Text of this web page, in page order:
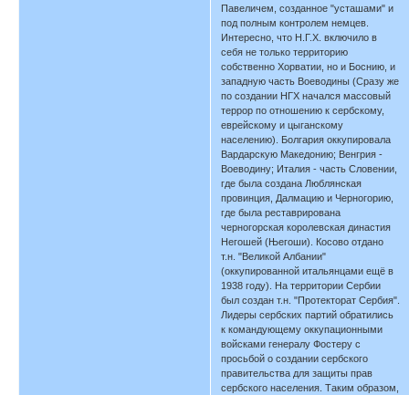
Павеличем, созданное "усташами" и
под полным контролем немцев.
Интересно, что Н.Г.Х. включило в
себя не только территорию
собственно Хорватии, но и Боснию, и
западную часть Воеводины (Сразу же
по создании НГХ начался массовый
террор по отношению к сербскому,
еврейскому и цыганскому
населению). Болгария оккупировала
Вардарскую Македонию; Венгрия -
Воеводину; Италия - часть Словении,
где была создана Люблянская
провинция, Далмацию и Черногорию,
где была реставрирована
черногорская королевская династия
Негошей (Његоши). Косово отдано
т.н. "Великой Албании"
(оккупированной итальянцами ещё в
1938 году). На территории Сербии
был создан т.н. "Протекторат Сербия".
Лидеры сербских партий обратились
к командующему оккупационными
войсками генералу Фостеру с
просьбой о создании сербского
правительства для защиты прав
сербского населения. Таким образом,